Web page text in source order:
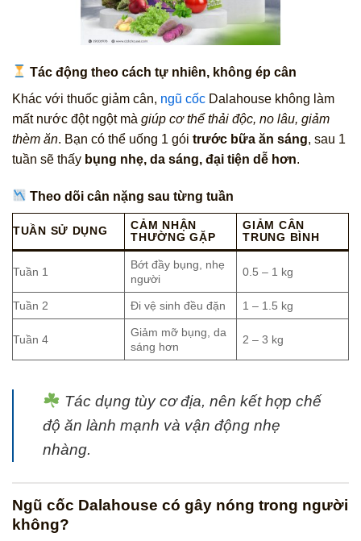
Tác động theo cách tự nhiên, không ép cân
Khác với thuốc giảm cân, ngũ cốc Dalahouse không làm
mất nước đột ngột mà giúp cơ thể thải độc, no lâu, giảm
thèm ăn. Bạn có thể uống 1 gói trước bữa ăn sáng, sau 1
tuần sẽ thấy bụng nhẹ, da sáng, đại tiện dễ hơn.
Theo dõi cân nặng sau từng tuần
TUẦN SỬ DỤNG
CẢM NHẬN
THƯỜNG GẶP
GIẢM CÂN
TRUNG BÌNH
Tuần 1
Bớt đầy bụng, nhẹ
người
0.5 – 1 kg
Tuần 2 Đi vệ sinh đều đặn 1 – 1.5 kg
Tuần 4
Giảm mỡ bụng, da
sáng hơn
2 – 3 kg
Tác dụng tùy cơ địa, nên kết hợp chế
độ ăn lành mạnh và vận động nhẹ
nhàng.
Ngũ cốc Dalahouse có gây nóng trong người
không?